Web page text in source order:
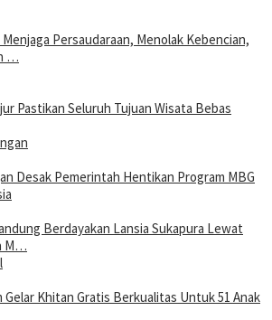
Persaudaraan, Menolak Kebencian,
…
Pastikan Seluruh Tujuan Wisata Bebas
Desak Pemerintah Hentikan Program MBG
Berdayakan Lansia Sukapura Lewat
M…
Gelar Khitan Gratis Berkualitas Untuk 51 Anak